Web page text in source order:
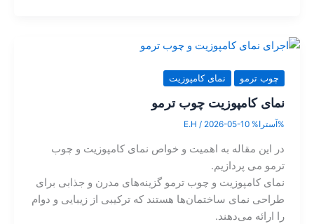
چوب ترمو نمای کامپوزیت
نمای کامپوزیت چوب ترمو
%آسترا% E.H/ 2026-05-10
در این مقاله به اهمیت و خواص نمای کامپوزیت و چوب
ترمو می پردازیم.
نمای کامپوزیت و چوب ترمو گزینه‌های مدرن و جذابی برای
طراحی نمای ساختمان‌ها هستند که ترکیبی از زیبایی و دوام
را ارائه می‌دهند.